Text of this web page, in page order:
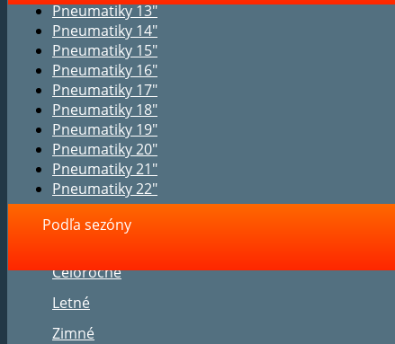
Pneumatiky 13"
Pneumatiky 14"
Pneumatiky 15"
Pneumatiky 16"
Pneumatiky 17"
Pneumatiky 18"
Pneumatiky 19"
Pneumatiky 20"
Pneumatiky 21"
Pneumatiky 22"
Podľa sezóny
Celoročné
Letné
Zimné